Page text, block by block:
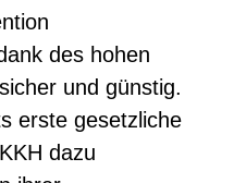
des hohen
und günstig.
erste gesetzliche
dazu